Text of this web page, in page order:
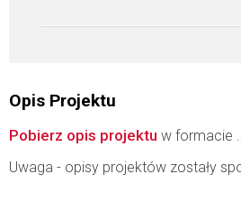
Opis Projektu
Pobierz opis projektu w formacie
Uwaga - opisy projektów zostały